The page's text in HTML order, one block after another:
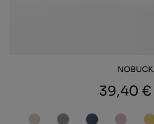
NOBUCK
39,40 €